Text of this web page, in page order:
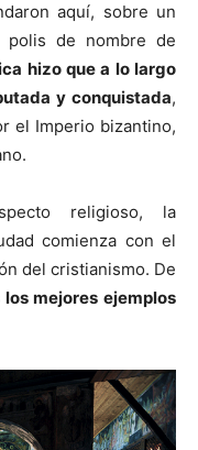
aquí, sobre un
polis de nombre de
hizo que a lo largo
y conquistada,
el Imperio bizantino,
religioso, la
comienza con el
del cristianismo. De
mejores ejemplos